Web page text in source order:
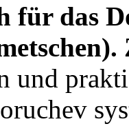
für das
und